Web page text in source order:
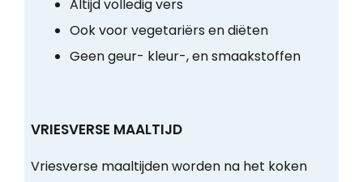
Altijd volledig vers
Ook voor vegetariërs en diëten
Geen geur- kleur-, en smaakstoffen
VRIESVERSE MAALTIJD
Vriesverse maaltijden worden na het koken